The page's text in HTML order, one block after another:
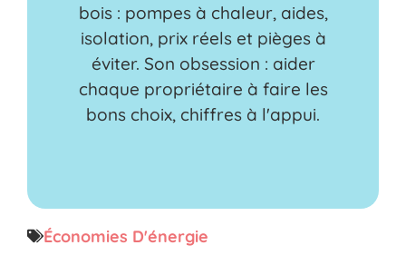
bois : pompes à chaleur, aides,
isolation, prix réels et pièges à
éviter. Son obsession : aider
chaque propriétaire à faire les
bons choix, chiffres à l'appui.
Économies D'énergie